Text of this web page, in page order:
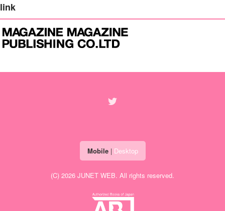
link
Mobile| Desktop
(C) 2026 JUNET WEB. All rights reserved.